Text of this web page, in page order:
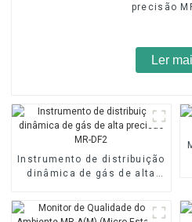
precisão
Ler
Instrumento de distribuição
dinâmica de gás de alta